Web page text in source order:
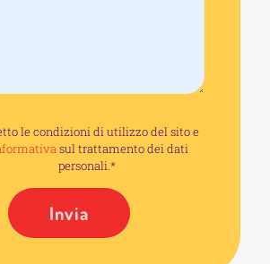
le condizioni di utilizzo del sito e
sul trattamento dei dati
personali.*